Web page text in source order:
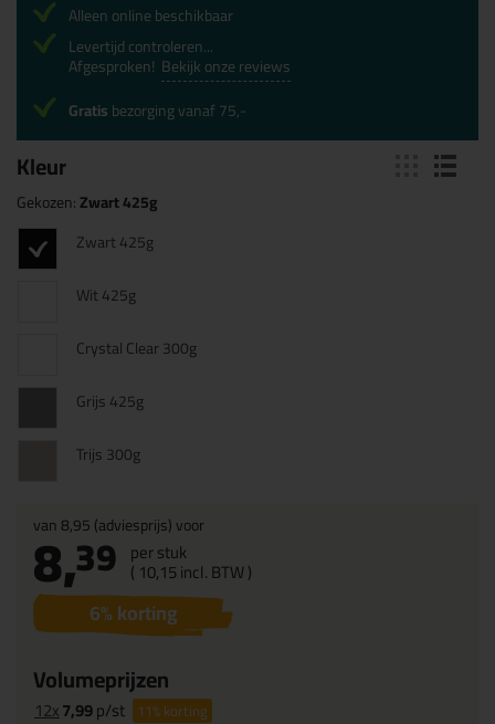
Kleur
Gekozen:Zwart 425g
Zwart 425g
Wit 425g
Crystal Clear 300g
Grijs 425g
Trijs 300g
van8,95(adviesprijs) voor
8,39 per stuk
( 10,15incl. BTW )
6% korting
Volumeprijzen
12x7,99p/st 11%korting
Alleen online beschikbaar
Levertijd controleren...
Afgesproken! Bekijk onze reviews
Gratisbezorging vanaf 75,-